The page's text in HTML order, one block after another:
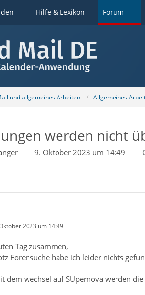
Hilfe & Lexikon Forum
und allgemeines Arbeiten Allgemeines
werden nicht
9. Oktober 2023 um 14:49
2023 um 14:49
Tag zusammen,
Forensuche habe ich leider nichts
dem wechsel auf SUpernova werden